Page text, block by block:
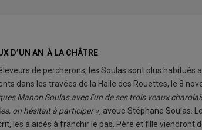
D’UN AN À LA CHÂTRE
de percherons, les Soulas sont plus habitués
dans les travées de la Halle des Rouettes, le 8
Manon Soulas avec l’un de ses trois veaux
on hésitait à participer », avoue Stéphane Soulas.
les a aidés à franchir le pas. Père et fille viendront